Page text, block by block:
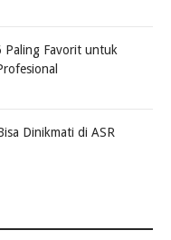
Paling Favorit untuk
Dinikmati di ASR